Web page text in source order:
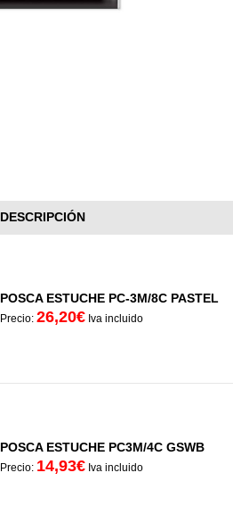
DESCRIPCIÓN
POSCA ESTUCHE PC-3M/8C PASTEL
Precio: 26,20€ Iva incluido
POSCA ESTUCHE PC3M/4C GSWB
Precio: 14,93€ Iva incluido